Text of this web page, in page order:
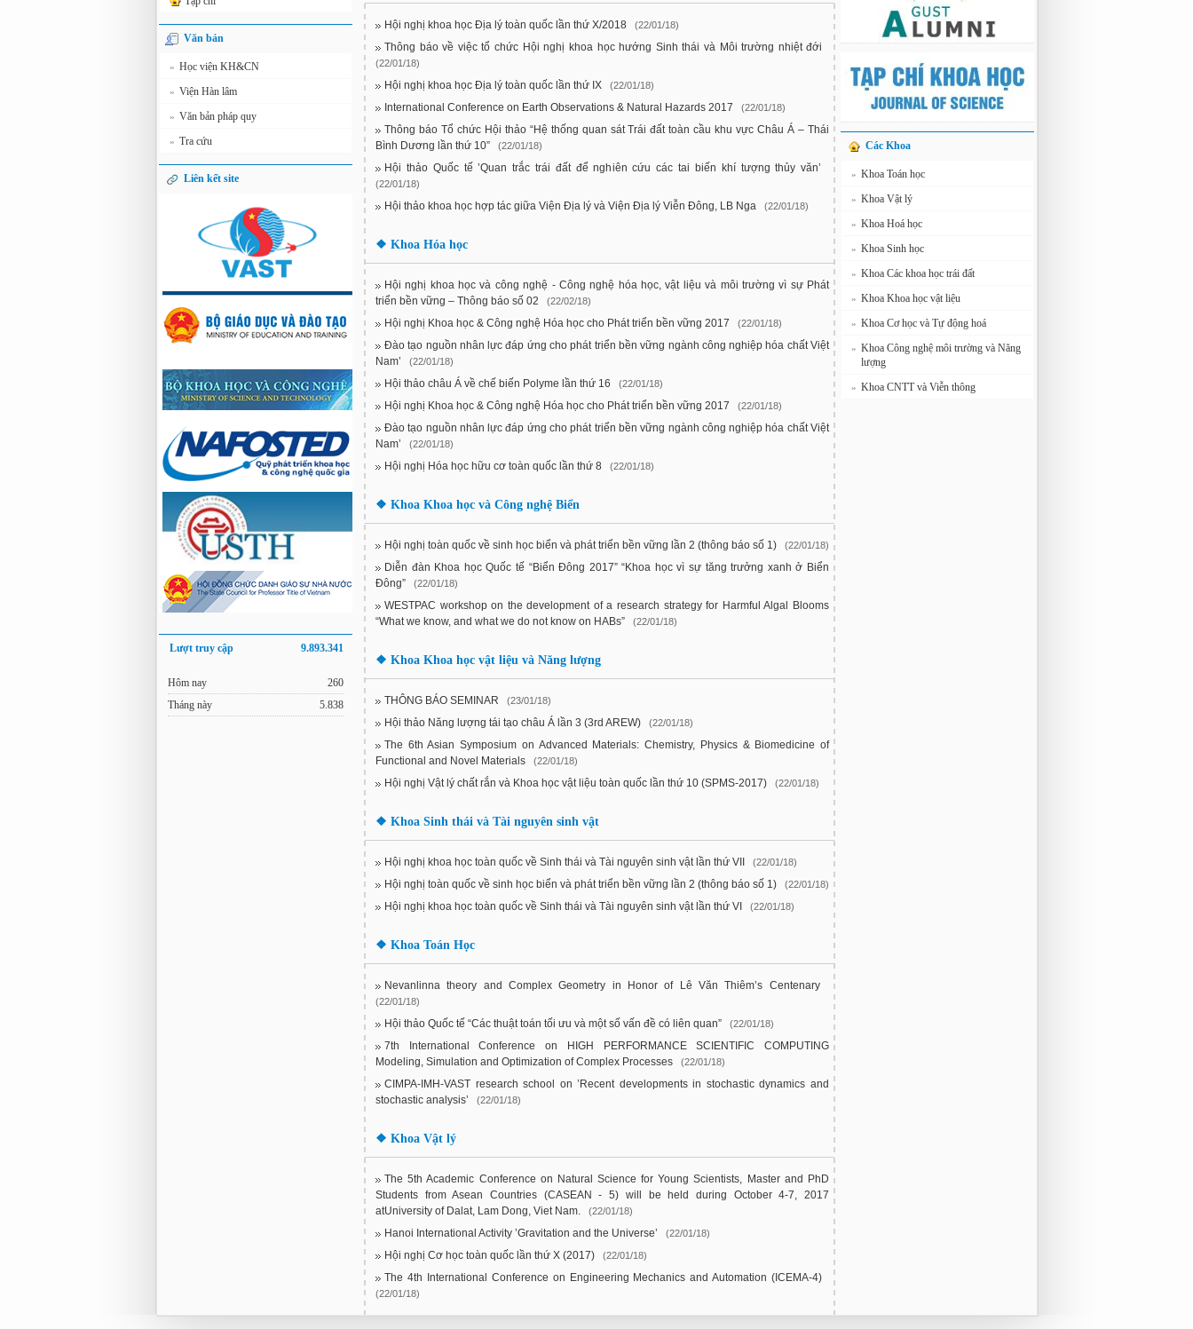
Văn bản
» Học viện KH&CN
» Viện Hàn lâm
» Văn bản pháp quy
» Tra cứu
Liên kết site
Lượt truy cập 9.893.341
Hôm nay
Tháng này
260
5.838
Hội nghị khoa học Địa lý toàn quốc lần thứ X/2018 (22/01/18)
Thông báo về việc tổ chức Hội nghị khoa học hướng Sinh thái và Môi trường nhiệt đới
(22/01/18)
Hội nghị khoa học Địa lý toàn quốc lần thứ IX (22/01/18)
International Conference on Earth Observations & Natural Hazards 2017 (22/01/18)
Thông báo Tổ chức Hội thảo “Hệ thống quan sát Trái đất toàn cầu khu vực Châu Á – Thái
Bình Dương lần thứ 10”
(22/01/18)
Hội thảo Quốc tế ’Quan trắc trái đất để nghiên cứu các tai biến khí tượng thủy văn’
(22/01/18)
Hội thảo khoa học hợp tác giữa Viện Địa lý và Viện Địa lý Viễn Đông, LB Nga (22/01/18)
❖ Khoa Hóa học
Hội nghị khoa học và công nghệ - Công nghệ hóa học, vật liệu và môi trường vì sự Phát
triển bền vững – Thông báo số 02
(22/02/18)
Hội nghị Khoa học & Công nghệ Hóa học cho Phát triển bền vững 2017 (22/01/18)
Đào tạo nguồn nhân lực đáp ứng cho phát triển bền vững ngành công nghiệp hóa chất Việt
Nam’
(22/01/18)
Hội thảo châu Á về chế biến Polyme lần thứ 16 (22/01/18)
Hội nghị Khoa học & Công nghệ Hóa học cho Phát triển bền vững 2017 (22/01/18)
Đào tạo nguồn nhân lực đáp ứng cho phát triển bền vững ngành công nghiệp hóa chất Việt
Nam’
(22/01/18)
Hội nghị Hóa học hữu cơ toàn quốc lần thứ 8 (22/01/18)
❖ Khoa Khoa học và Công nghệ Biển
Hội nghị toàn quốc về sinh học biển và phát triển bền vững lần 2 (thông báo số 1) (22/01/18)
Diễn đàn Khoa học Quốc tế “Biển Đông 2017” “Khoa học vì sự tăng trưởng xanh ở Biển
Đông”
(22/01/18)
WESTPAC workshop on the development of a research strategy for Harmful Algal Blooms
“What we know, and what we do not know on HABs”
(22/01/18)
❖ Khoa Khoa học vật liệu và Năng lượng
THÔNG BÁO SEMINAR (23/01/18)
Hội thảo Năng lượng tái tạo châu Á lần 3 (3rd AREW) (22/01/18)
The 6th Asian Symposium on Advanced Materials: Chemistry, Physics & Biomedicine of
Functional and Novel Materials
(22/01/18)
Hội nghị Vật lý chất rắn và Khoa học vật liệu toàn quốc lần thứ 10 (SPMS-2017) (22/01/18)
❖ Khoa Sinh thái và Tài nguyên sinh vật
Hội nghị khoa học toàn quốc về Sinh thái và Tài nguyên sinh vật lần thứ VII (22/01/18)
Hội nghị toàn quốc về sinh học biển và phát triển bền vững lần 2 (thông báo số 1) (22/01/18)
Hội nghị khoa học toàn quốc về Sinh thái và Tài nguyên sinh vật lần thứ VI (22/01/18)
❖ Khoa Toán Học
Nevanlinna theory and Complex Geometry in Honor of Lê Văn Thiêm’s Centenary
(22/01/18)
Hội thảo Quốc tế “Các thuật toán tối ưu và một số vấn đề có liên quan” (22/01/18)
7th International Conference on HIGH PERFORMANCE SCIENTIFIC COMPUTING
Modeling, Simulation and Optimization of Complex Processes
(22/01/18)
CIMPA-IMH-VAST research school on ’Recent developments in stochastic dynamics and
stochastic analysis’
(22/01/18)
❖ Khoa Vật lý
The 5th Academic Conference on Natural Science for Young Scientists, Master and PhD
Students from Asean Countries (CASEAN - 5) will be held during October 4-7, 2017
atUniversity of Dalat, Lam Dong, Viet Nam.
(22/01/18)
Hanoi International Activity ’Gravitation and the Universe’ (22/01/18)
Hội nghị Cơ học toàn quốc lần thứ X (2017) (22/01/18)
The 4th International Conference on Engineering Mechanics and Automation (ICEMA-4)
(22/01/18)
Các Khoa
» Khoa Toán học
» Khoa Vật lý
» Khoa Hoá học
» Khoa Sinh học
» Khoa Các khoa học trái đất
» Khoa Khoa học vật liệu
» Khoa Cơ học và Tự động hoá
» Khoa Công nghệ môi trường và Năng
lượng
» Khoa CNTT và Viễn thông